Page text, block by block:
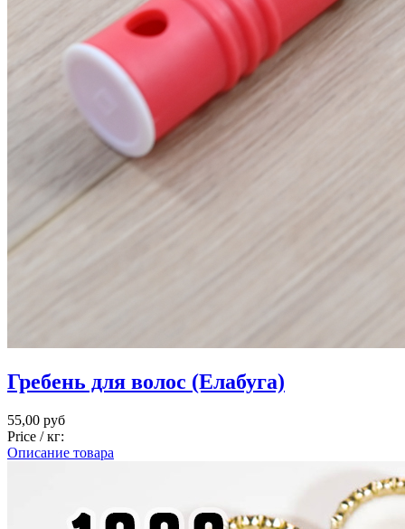
Гребень для волос (Елабуга)
55,00 руб
Price / кг:
Описание товара